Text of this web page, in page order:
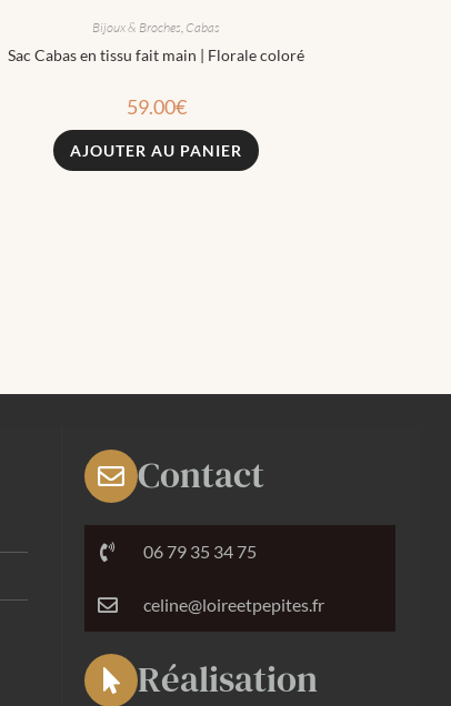
Bijoux & Broches Cabas
Sac Cabas en tissu fait main | Florale coloré
59.00€
AJOUTER AU PANIER
Contact
06 79 35 34 75
celine@loireetpepites.fr
Réalisation